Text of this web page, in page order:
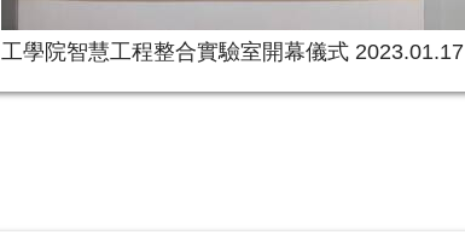
工學院智慧工程整合實驗室開幕儀式 2023.01.17